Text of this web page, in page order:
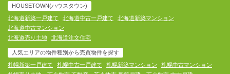
HOUSETOWN(ハウスタウン)
北海道新築一戸建て
北海道中古一戸建て
北海道新築マンション
北海道中古マンション
北海道売り土地
北海道注文住宅
人気エリアの物件種別から売買物件を探す
札幌新築一戸建て
札幌中古一戸建て 札幌新築マンション
札幌中古マンション